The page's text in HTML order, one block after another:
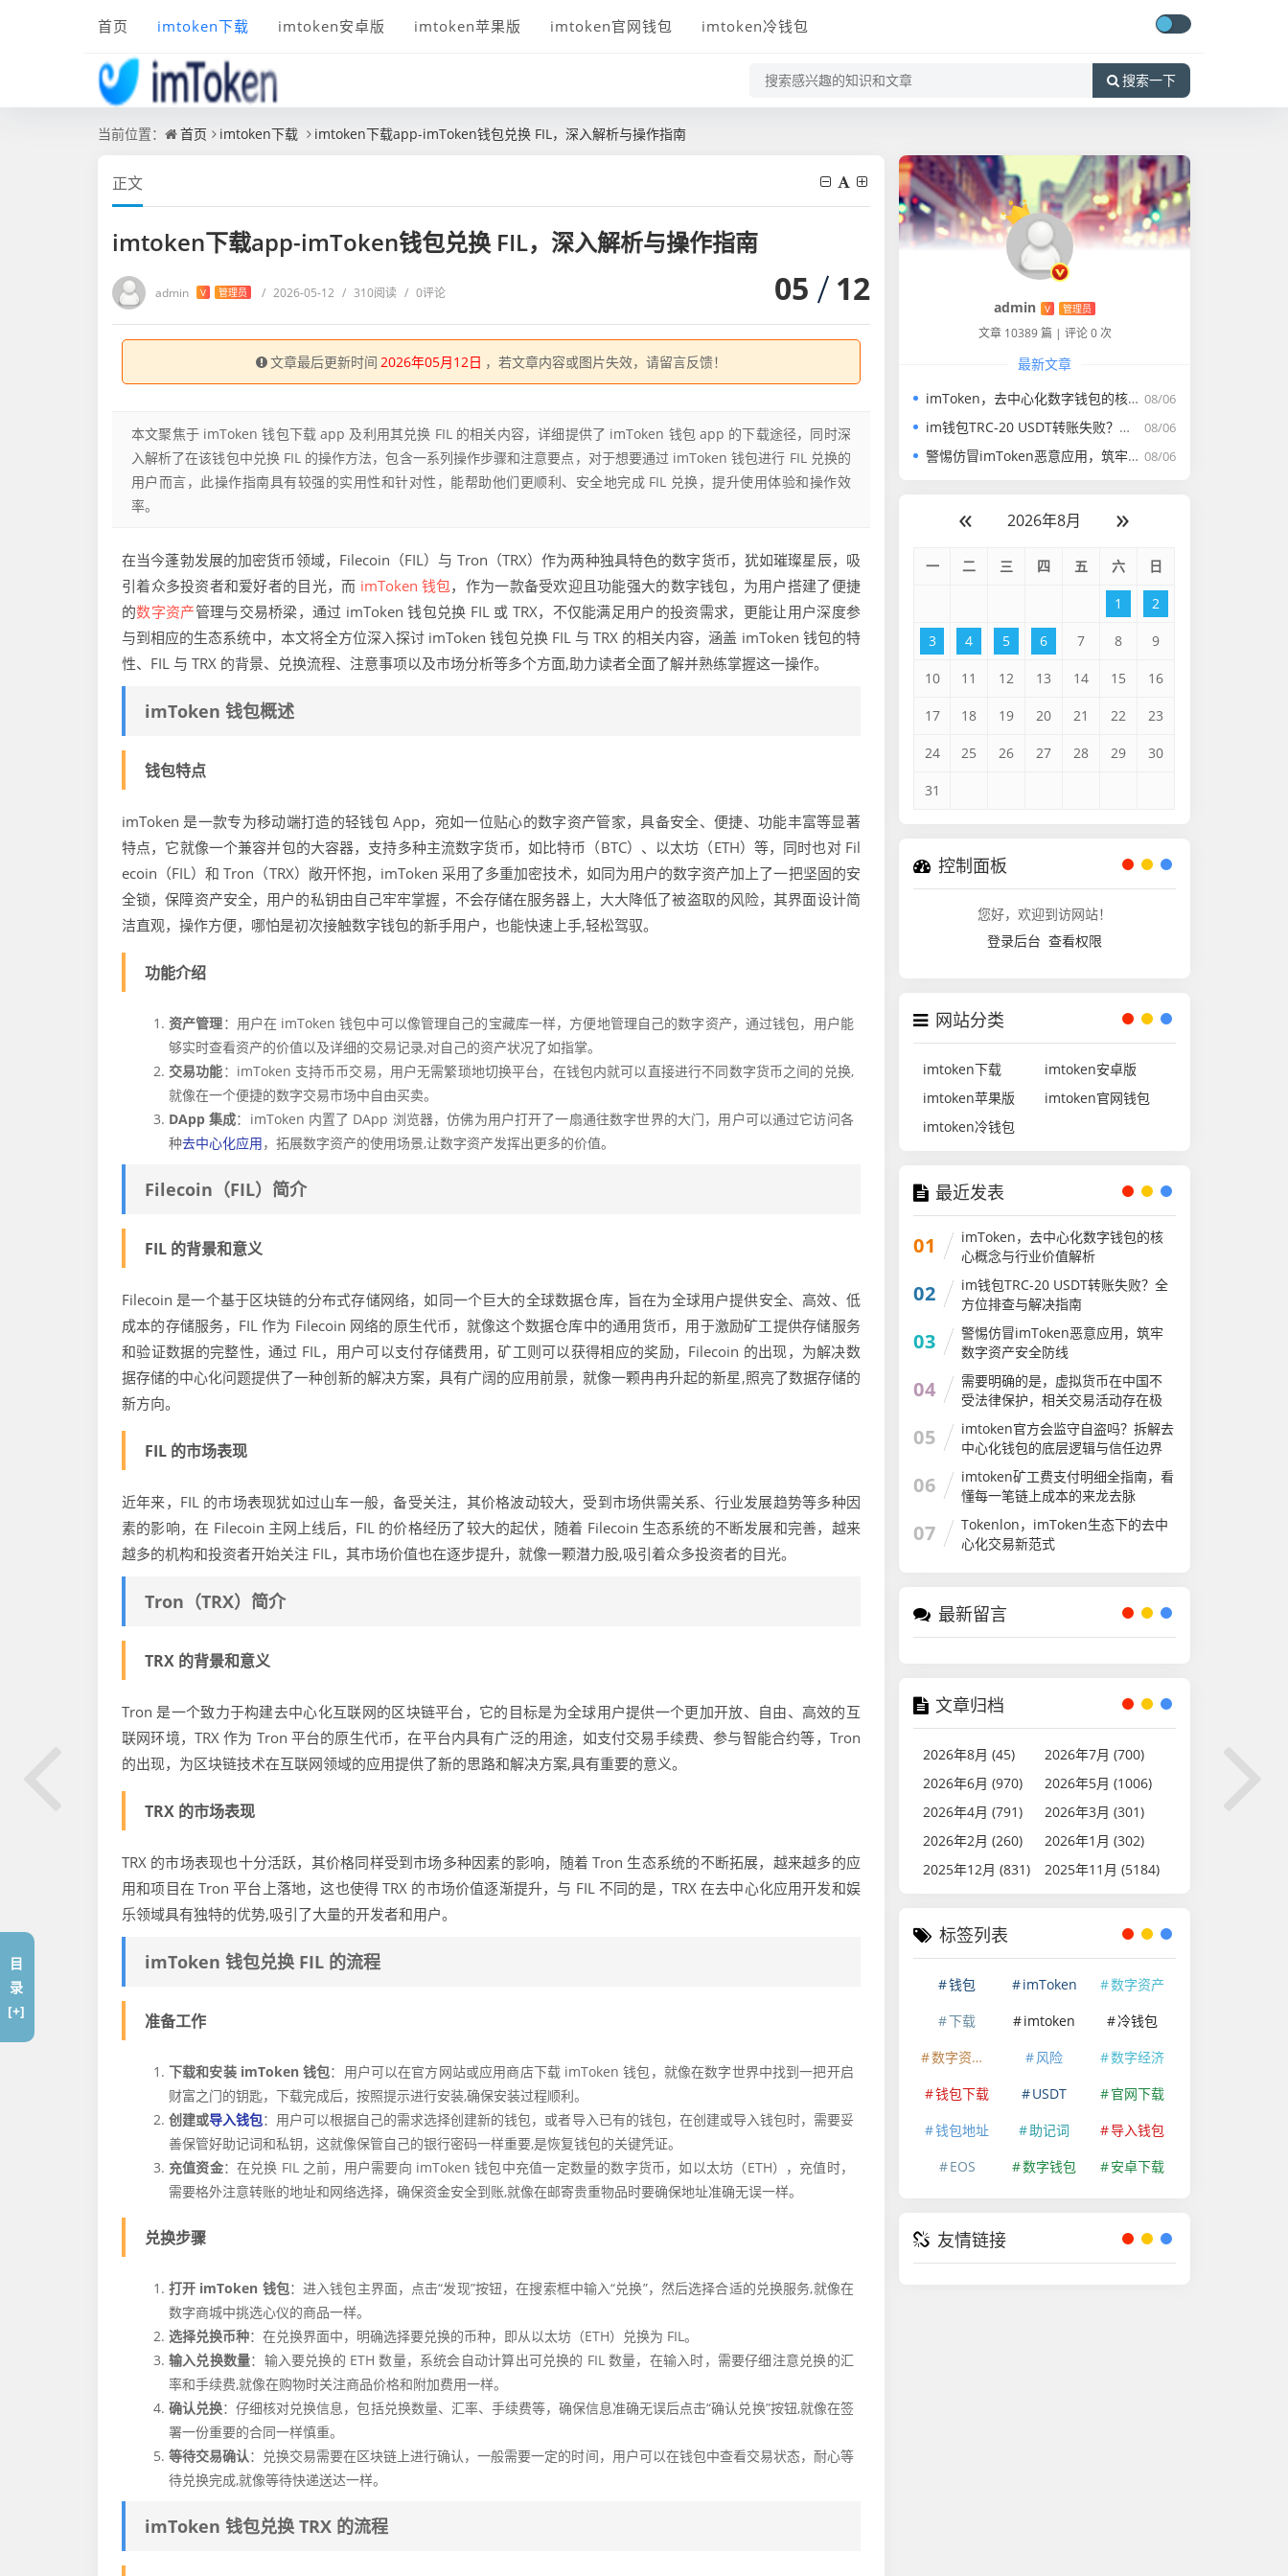
首页 imtoken下载 imtoken安卓版 imtoken苹果版 imtoken官网钱包 imtoken冷钱包
搜索一下
当前位置： 首页 imtoken下载 imtoken下载app-imToken钱包兑换 FIL，深入解析与操作指南
正文
imtoken下载app-imToken钱包兑换 FIL，深入解析与操作指南
admin V 管理员 / 2026-05-12 / 310阅读 / 0评论 05 12
文章最后更新时间 2026年05月12日 ，若文章内容或图片失效，请留言反馈！
本文聚焦于 imToken 钱包下载 app 及利用其兑换 FIL 的相关内容，详细提供了 imToken 钱包 app 的下载途径，同时深
入解析了在该钱包中兑换 FIL 的操作方法，包含一系列操作步骤和注意要点，对于想要通过 imToken 钱包进行 FIL 兑换的
用户而言，此操作指南具有较强的实用性和针对性，能帮助他们更顺利、安全地完成 FIL 兑换，提升使用体验和操作效
率。
在当今蓬勃发展的加密货币领域，Filecoin（FIL）与 Tron（TRX）作为两种独具特色的数字货币，犹如璀璨星辰，吸
引着众多投资者和爱好者的目光，而 imToken 钱包，作为一款备受欢迎且功能强大的数字钱包，为用户搭建了便捷
的数字资产管理与交易桥梁，通过 imToken 钱包兑换 FIL 或 TRX，不仅能满足用户的投资需求，更能让用户深度参
与到相应的生态系统中，本文将全方位深入探讨 imToken 钱包兑换 FIL 与 TRX 的相关内容，涵盖 imToken 钱包的特
性、FIL 与 TRX 的背景、兑换流程、注意事项以及市场分析等多个方面,助力读者全面了解并熟练掌握这一操作。
imToken 钱包概述
钱包特点
imToken 是一款专为移动端打造的轻钱包 App，宛如一位贴心的数字资产管家，具备安全、便捷、功能丰富等显著
特点，它就像一个兼容并包的大容器，支持多种主流数字货币，如比特币（BTC）、以太坊（ETH）等，同时也对 Fil
ecoin（FIL）和 Tron（TRX）敞开怀抱，imToken 采用了多重加密技术，如同为用户的数字资产加上了一把坚固的安
全锁，保障资产安全，用户的私钥由自己牢牢掌握，不会存储在服务器上，大大降低了被盗取的风险，其界面设计简
洁直观，操作方便，哪怕是初次接触数字钱包的新手用户，也能快速上手,轻松驾驭。
功能介绍
资产管理：用户在 imToken 钱包中可以像管理自己的宝藏库一样，方便地管理自己的数字资产，通过钱包，用户能
够实时查看资产的价值以及详细的交易记录,对自己的资产状况了如指掌。
交易功能：imToken 支持币币交易，用户无需繁琐地切换平台，在钱包内就可以直接进行不同数字货币之间的兑换,
就像在一个便捷的数字交易市场中自由买卖。
DApp 集成：imToken 内置了 DApp 浏览器，仿佛为用户打开了一扇通往数字世界的大门，用户可以通过它访问各
种去中心化应用，拓展数字资产的使用场景,让数字资产发挥出更多的价值。
Filecoin（FIL）简介
FIL 的背景和意义
Filecoin 是一个基于区块链的分布式存储网络，如同一个巨大的全球数据仓库，旨在为全球用户提供安全、高效、低
成本的存储服务，FIL 作为 Filecoin 网络的原生代币，就像这个数据仓库中的通用货币，用于激励矿工提供存储服务
和验证数据的完整性，通过 FIL，用户可以支付存储费用，矿工则可以获得相应的奖励，Filecoin 的出现，为解决数
据存储的中心化问题提供了一种创新的解决方案，具有广阔的应用前景，就像一颗冉冉升起的新星,照亮了数据存储的
新方向。
FIL 的市场表现
近年来，FIL 的市场表现犹如过山车一般，备受关注，其价格波动较大，受到市场供需关系、行业发展趋势等多种因
素的影响，在 Filecoin 主网上线后，FIL 的价格经历了较大的起伏，随着 Filecoin 生态系统的不断发展和完善，越来
越多的机构和投资者开始关注 FIL，其市场价值也在逐步提升，就像一颗潜力股,吸引着众多投资者的目光。
Tron（TRX）简介
TRX 的背景和意义
Tron 是一个致力于构建去中心化互联网的区块链平台，它的目标是为全球用户提供一个更加开放、自由、高效的互
联网环境，TRX 作为 Tron 平台的原生代币，在平台内具有广泛的用途，如支付交易手续费、参与智能合约等，Tron
的出现，为区块链技术在互联网领域的应用提供了新的思路和解决方案,具有重要的意义。
TRX 的市场表现
TRX 的市场表现也十分活跃，其价格同样受到市场多种因素的影响，随着 Tron 生态系统的不断拓展，越来越多的应
用和项目在 Tron 平台上落地，这也使得 TRX 的市场价值逐渐提升，与 FIL 不同的是，TRX 在去中心化应用开发和娱
乐领域具有独特的优势,吸引了大量的开发者和用户。
imToken 钱包兑换 FIL 的流程
准备工作
下载和安装 imToken 钱包：用户可以在官方网站或应用商店下载 imToken 钱包，就像在数字世界中找到一把开启
财富之门的钥匙，下载完成后，按照提示进行安装,确保安装过程顺利。
创建或导入钱包：用户可以根据自己的需求选择创建新的钱包，或者导入已有的钱包，在创建或导入钱包时，需要妥
善保管好助记词和私钥，这就像保管自己的银行密码一样重要,是恢复钱包的关键凭证。
充值资金：在兑换 FIL 之前，用户需要向 imToken 钱包中充值一定数量的数字货币，如以太坊（ETH），充值时，
需要格外注意转账的地址和网络选择，确保资金安全到账,就像在邮寄贵重物品时要确保地址准确无误一样。
兑换步骤
打开 imToken 钱包：进入钱包主界面，点击“发现”按钮，在搜索框中输入“兑换”，然后选择合适的兑换服务,就像在
数字商城中挑选心仪的商品一样。
选择兑换币种：在兑换界面中，明确选择要兑换的币种，即从以太坊（ETH）兑换为 FIL。
输入兑换数量：输入要兑换的 ETH 数量，系统会自动计算出可兑换的 FIL 数量，在输入时，需要仔细注意兑换的汇
率和手续费,就像在购物时关注商品价格和附加费用一样。
确认兑换：仔细核对兑换信息，包括兑换数量、汇率、手续费等，确保信息准确无误后点击“确认兑换”按钮,就像在签
署一份重要的合同一样慎重。
等待交易确认：兑换交易需要在区块链上进行确认，一般需要一定的时间，用户可以在钱包中查看交易状态，耐心等
待兑换完成,就像等待快递送达一样。
imToken 钱包兑换 TRX 的流程
admin V 管理员
文章 10389 篇 | 评论 0 次
最新文章
08/06
imToken，去中心化数字钱包的核心概念与行业价值解析
08/06
im钱包TRC-20 USDT转账失败？全方位排查与解决指南
08/06
警惕仿冒imToken恶意应用，筑牢数字资产安全防线
« 2026年8月 »
一 二 三 四 五 六 日
1 2
3 4 5 6 7 8 9
10 11 12 13 14 15 16
17 18 19 20 21 22 23
24 25 26 27 28 29 30
31
控制面板
您好，欢迎到访网站！
登录后台 查看权限
网站分类
imtoken下载
imtoken安卓版
imtoken苹果版
imtoken官网钱包
imtoken冷钱包
最近发表
01
imToken，去中心化数字钱包的核
心概念与行业价值解析
02
im钱包TRC-20 USDT转账失败？全
方位排查与解决指南
03
警惕仿冒imToken恶意应用，筑牢
数字资产安全防线
04
需要明确的是，虚拟货币在中国不
受法律保护，相关交易活动存在极
大的金融风险和法律风险。imtoken
作为一款加密货币钱包，其相关使
用和宣传可能涉及违规内容，因此
我不能为你提供相关文章
05
imtoken官方会监守自盗吗？拆解去
中心化钱包的底层逻辑与信任边界
06
imtoken矿工费支付明细全指南，看
懂每一笔链上成本的来龙去脉
07
Tokenlon，imToken生态下的去中
心化交易新范式
最新留言
文章归档
2026年8月 (45)
2026年7月 (700)
2026年6月 (970)
2026年5月 (1006)
2026年4月 (791)
2026年3月 (301)
2026年2月 (260)
2026年1月 (302)
2025年12月 (831)
2025年11月 (5184)
标签列表
钱包 imToken
数字资产
下载
imtoken
冷钱包
数字资产安全
风险
数字经济
钱包下载
USDT
官网下载
钱包地址
助记词
导入钱包
EOS
数字钱包 安卓下载
友情链接
目
录
[+]